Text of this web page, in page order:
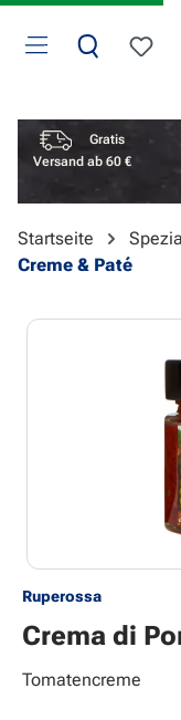
Zum Hauptinhalt
Du
Vorteile überspringen
Gratis
Versand ab 60 €
Startseite
Creme & Paté
Bildergalerie
Ruperossa
Crema di
Tomatencreme